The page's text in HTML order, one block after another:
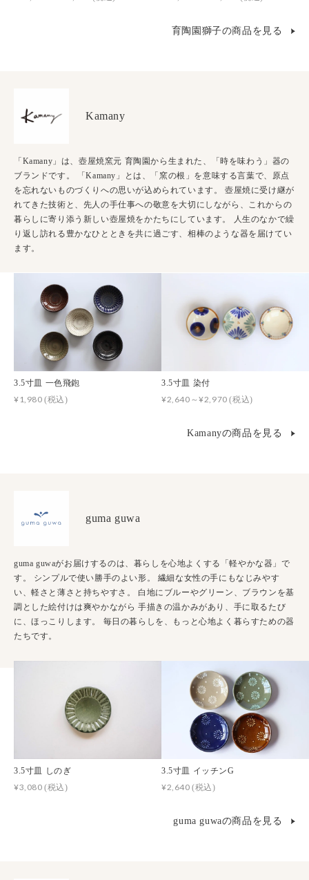
育陶園獅子の商品を見る
Kamany
「Kamany」は、壺屋焼窯元 育陶園から生まれた、「時を味わう」器の
ブランドです。 「Kamany」とは、「窯の根」を意味する言葉で、原点
を忘れないものづくりへの思いが込められています。 壺屋焼に受け継が
れてきた技術と、先人の手仕事への敬意を大切にしながら、これからの
暮らしに寄り添う新しい壺屋焼をかたちにしています。 人生のなかで繰
り返し訪れる豊かなひとときを共に過ごす、相棒のような器を届けてい
ます。
3.5寸皿 一色飛鉋
¥1,980(税込)
3.5寸皿 染付
¥2,640～¥2,970(税込)
Kamanyの商品を見る
guma guwa
guma guwaがお届けするのは、暮らしを心地よくする「軽やかな器」で
す。 シンプルで使い勝手のよい形。 繊細な女性の手にもなじみやす
い、軽さと薄さと持ちやすさ。 白地にブルーやグリーン、ブラウンを基
調とした絵付けは爽やかながら 手描きの温かみがあり、手に取るたび
に、ほっこりします。 毎日の暮らしを、もっと心地よく暮らすための器
たちです。
3.5寸皿 しのぎ
¥3,080(税込)
3.5寸皿 イッチンG
¥2,640(税込)
guma guwaの商品を見る